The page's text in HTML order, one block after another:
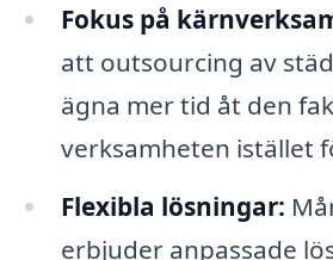
Fokus på
att outsourcing av
ägna mer tid åt den
verksamheten istället
Flexibla lösningar:
erbjuder anpassade